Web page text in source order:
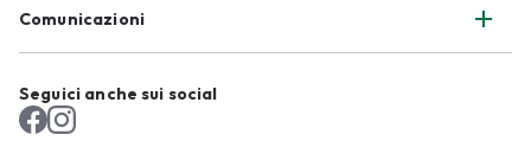
Comunicazioni
Seguici anche sui social